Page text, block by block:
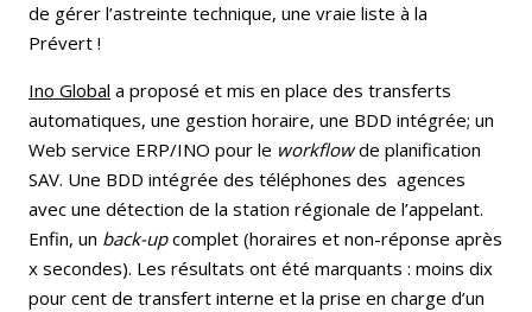
de gérer l’astreinte technique, une vraie liste à la
Prévert !
Ino Global a proposé et mis en place des transferts
automatiques, une gestion horaire, une BDD intégrée; un
Web service ERP/INO pour le workflowde planification
SAV. Une BDD intégrée des téléphones des agences
avec une détection de la station régionale de l’appelant.
Enfin, un back-upcomplet (horaires et non-réponse après
x secondes). Les résultats ont été marquants : moins dix
pour cent de transfert interne et la prise en charge d’un